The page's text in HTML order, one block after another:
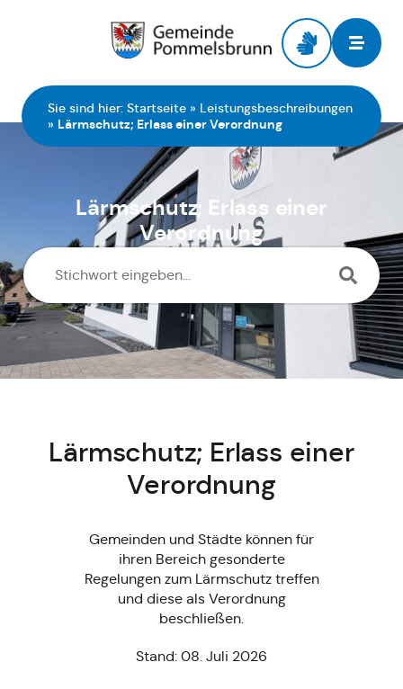
Sie sind hier: Startseite » Leistungsbeschreibungen
» Lärmschutz; Erlass einer Verordnung
Lärmschutz; Erlass einer
Verordnung
Lärmschutz; Erlass einer
Verordnung
Gemeinden und Städte können für
ihren Bereich gesonderte
Regelungen zum Lärmschutz treffen
und diese als Verordnung
beschließen.
Stand: 08. Juli 2026